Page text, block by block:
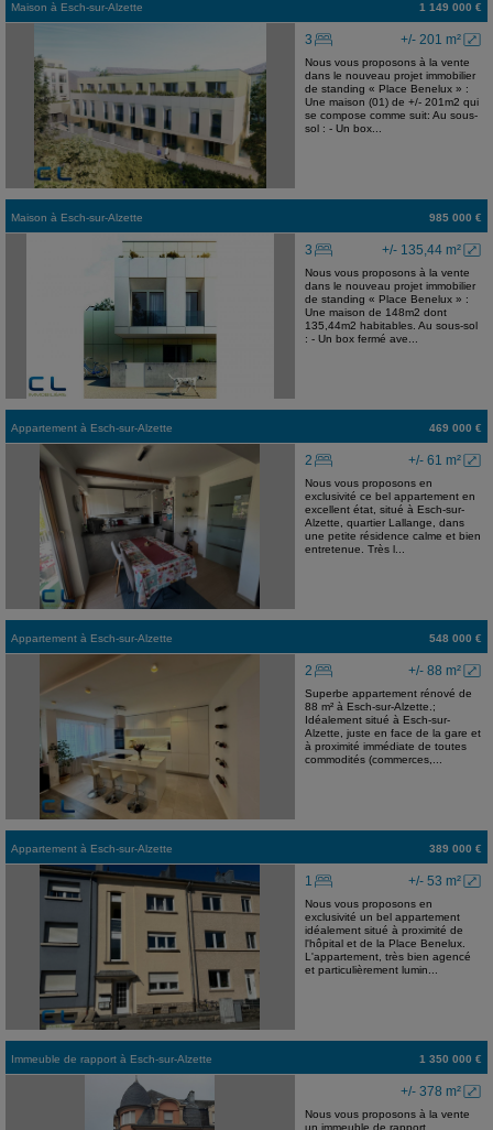
Maison à Esch-sur-Alzette 1 149 000 €
+/- 201 m²
3
Nous vous proposons à la vente
dans le nouveau projet immobilier
de standing « Place Benelux » :
Une maison (01) de +/- 201m2 qui
se compose comme suit: Au sous-
sol : - Un box...
Maison à Esch-sur-Alzette 985 000 €
+/- 135,44 m²
3
Nous vous proposons à la vente
dans le nouveau projet immobilier
de standing « Place Benelux » :
Une maison de 148m2 dont
135,44m2 habitables. Au sous-sol
: - Un box fermé ave...
Appartement à Esch-sur-Alzette 469 000 €
+/- 61 m²
2
Nous vous proposons en
exclusivité ce bel appartement en
excellent état, situé à Esch-sur-
Alzette, quartier Lallange, dans
une petite résidence calme et bien
entretenue. Très l...
Appartement à Esch-sur-Alzette 548 000 €
+/- 88 m²
2
Superbe appartement rénové de
88 m² à Esch-sur-Alzette.;
Idéalement situé à Esch-sur-
Alzette, juste en face de la gare et
à proximité immédiate de toutes
commodités (commerces,...
Appartement à Esch-sur-Alzette 389 000 €
+/- 53 m²
1
Nous vous proposons en
exclusivité un bel appartement
idéalement situé à proximité de
l'hôpital et de la Place Benelux.
L'appartement, très bien agencé
et particulièrement lumin...
Immeuble de rapport à Esch-sur-Alzette 1 350 000 €
+/- 378 m²
Nous vous proposons à la vente
un immeuble de rapport